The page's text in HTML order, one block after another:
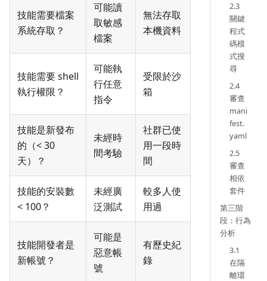
技能需要檔案
系統存取？
可能讀
取敏感
檔案
無法存取
本機資料
技能需要 shell
執行權限？
可能執
行任意
指令
受限於沙
箱
技能是新發布
的（< 30
天）？
未經時
間考驗
社群已使
用一段時
間
技能的安裝數
< 100？
未經廣
泛測試
較多人使
用過
技能開發者是
新帳號？
可能是
惡意帳
號
有歷史紀
錄
2.3
關鍵
程式
碼模
式搜
尋
2.4
審查
mani
fest.
yaml
2.5
審查
相依
套件
第三階
段：行為
分析
3.1
在隔
離環